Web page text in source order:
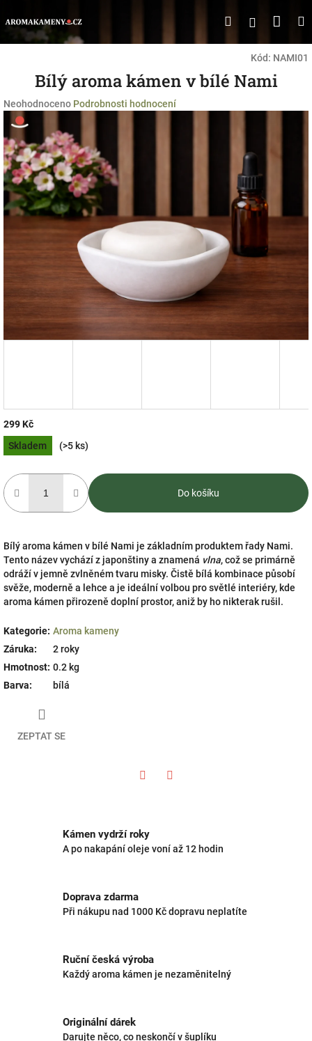
na
HledatPřihlášení
Kód: NAMI01
Bílý aroma kámen v bílé Nami
Průměrné
hodnocení
produktu
je
0,0
z
5
hvězdiček.
Neohodnoceno Podrobnosti hodnocení
299 Kč
Měrná
cena:
Skladem (>5 ks)
Do košíku
Bílý aroma kámen v bílé Nami je základním produktem řady Nami.
Tento název vychází z japonštiny a znamená vlna, což se primárně
odráží v jemně zvlněném tvaru misky. Čistě bílá kombinace působí
svěže, moderně a lehce a je ideální volbou pro světlé interiéry, kde
aroma kámen přirozeně doplní prostor, aniž by ho nikterak rušil.
Kategorie: Aroma kameny
Záruka:
2 roky
Hmotnost: 0.2 kg
Barva: bílá
ZEPTAT SE
Kámen vydrží roky
A po nakapání oleje voní až 12 hodin
Doprava zdarma
Při nákupu nad 1000 Kč dopravu neplatíte
Ruční česká výroba
Každý aroma kámen je nezaměnitelný
Originální dárek
Darujte něco, co neskončí v šuplíku